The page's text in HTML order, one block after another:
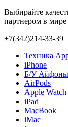
Выбирайте
партнером в
+7(342)214-33-39
Техника
iPhone
Б/У Айфоны
AirPods
Apple Watch
iPad
MacBook
iMac